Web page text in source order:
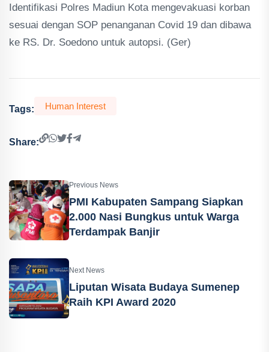
Identifikasi Polres Madiun Kota mengevakuasi korban
sesuai dengan SOP penanganan Covid 19 dan dibawa
ke RS. Dr. Soedono untuk autopsi. (Ger)
Tags: Human Interest
Share:
Previous News
PMI Kabupaten Sampang Siapkan
2.000 Nasi Bungkus untuk Warga
Terdampak Banjir
Next News
Liputan Wisata Budaya Sumenep
Raih KPI Award 2020